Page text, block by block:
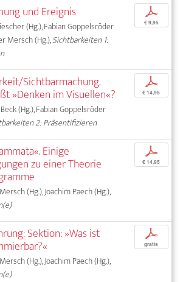
und Ereignis
(Hg.), Fabian Goppelsröder
Mersch (Hg.),Sichtbarkeiten 1:
p
€ 9,95
Sichtbarmachung.
»Denken im Visuellen«?
(Hg.), Fabian Goppelsröder
2: Präsentifizieren
p
€ 14,95
Einige
zu einer Theorie
(Hg.), Joachim Paech (Hg.),
p
€ 14,95
Sektion: »Was ist
(Hg.), Joachim Paech (Hg.),
p
gratis